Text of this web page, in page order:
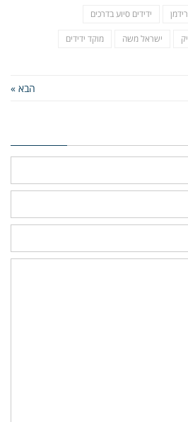
ידידים סיוע בדרכים
ישראל משה מוקד ידידים
הבא »